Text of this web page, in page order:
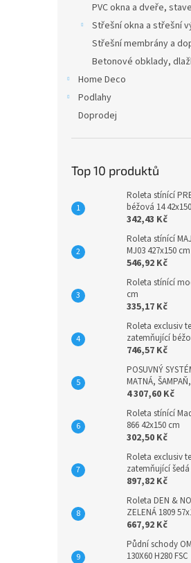
PVC okna a dveře,
Střešní okna a střešní
Střešní membrány a
Betonové obklady,
Home Deco
Podlahy
Doprodej
Top 10 produktů
Roleta stínící
béžová 14
342,43 Kč
Roleta stínící
MJ03 427x150 cm
546,92 Kč
Roleta stínící
cm
335,17 Kč
Roleta exclusiv
zatemňující
746,57 Kč
POSUVNÝ
MATNÁ,
4 307,60 Kč
Roleta stínící
866 42x150 cm
302,50 Kč
Roleta exclusiv
zatemňující šedá
897,82 Kč
Roleta DEN &
ZELENÁ 1809
667,92 Kč
Půdní schody
130X60 H280 FSC